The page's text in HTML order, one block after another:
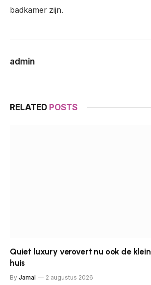
badkamer zijn.
admin
RELATED POSTS
Quiet luxury verovert nu ook de
huis
By Jamal 2 augustus 2026